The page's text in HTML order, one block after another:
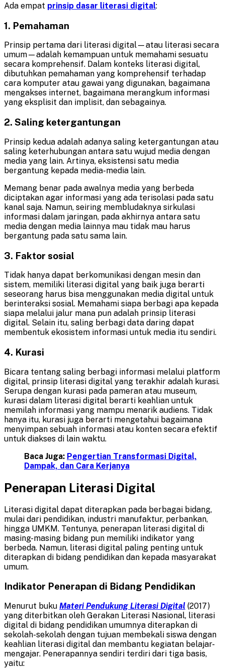
Ada empat prinsip dasar literasi digital:
1. Pemahaman
Prinsip pertama dari literasi digital—atau literasi secara
umum—adalah kemampuan untuk memahami sesuatu
secara komprehensif. Dalam konteks literasi digital,
dibutuhkan pemahaman yang komprehensif terhadap
cara komputer atau gawai yang digunakan, bagaimana
mengakses internet, bagaimana merangkum informasi
yang eksplisit dan implisit, dan sebagainya.
2. Saling ketergantungan
Prinsip kedua adalah adanya saling ketergantungan atau
saling keterhubungan antara satu wujud media dengan
media yang lain. Artinya, eksistensi satu media
bergantung kepada media-media lain.
Memang benar pada awalnya media yang berbeda
diciptakan agar informasi yang ada terisolasi pada satu
kanal saja. Namun, seiring membludaknya sirkulasi
informasi dalam jaringan, pada akhirnya antara satu
media dengan media lainnya mau tidak mau harus
bergantung pada satu sama lain.
3. Faktor sosial
Tidak hanya dapat berkomunikasi dengan mesin dan
sistem, memiliki literasi digital yang baik juga berarti
seseorang harus bisa menggunakan media digital untuk
berinteraksi sosial. Memahami siapa berbagi apa kepada
siapa melalui jalur mana pun adalah prinsip literasi
digital. Selain itu, saling berbagi data daring dapat
membentuk ekosistem informasi untuk media itu sendiri.
4. Kurasi
Bicara tentang saling berbagi informasi melalui platform
digital, prinsip literasi digital yang terakhir adalah kurasi.
Serupa dengan kurasi pada pameran atau museum,
kurasi dalam literasi digital berarti keahlian untuk
memilah informasi yang mampu menarik audiens. Tidak
hanya itu, kurasi juga berarti mengetahui bagaimana
menyimpan sebuah informasi atau konten secara efektif
untuk diakses di lain waktu.
Baca Juga: Pengertian Transformasi Digital,
Dampak, dan Cara Kerjanya
Penerapan Literasi Digital
Literasi digital dapat diterapkan pada berbagai bidang,
mulai dari pendidikan, industri manufaktur, perbankan,
hingga UMKM. Tentunya, penerapan literasi digital di
masing-masing bidang pun memiliki indikator yang
berbeda. Namun, literasi digital paling penting untuk
diterapkan di bidang pendidikan dan kepada masyarakat
umum.
Indikator Penerapan di Bidang Pendidikan
Menurut buku Materi Pendukung Literasi Digital (2017)
yang diterbitkan oleh Gerakan Literasi Nasional, literasi
digital di bidang pendidikan umumnya diterapkan di
sekolah-sekolah dengan tujuan membekali siswa dengan
keahlian literasi digital dan membantu kegiatan belajar-
mengajar. Penerapannya sendiri terdiri dari tiga basis,
yaitu: